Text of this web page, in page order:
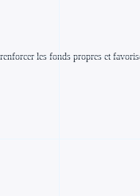
les fonds propres et